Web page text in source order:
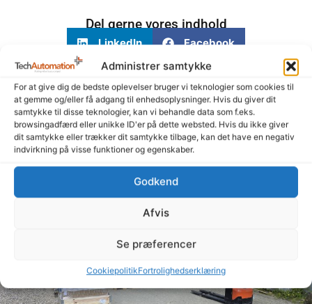
Administrer samtykke
For at give dig de bedste oplevelser bruger vi teknologier som cookies til
at gemme og/eller få adgang til enhedsoplysninger. Hvis du giver dit
samtykke til disse teknologier, kan vi behandle data som f.eks.
browsingadfærd eller unikke ID'er på dette websted. Hvis du ikke giver
dit samtykke eller trækker dit samtykke tilbage, kan det have en negativ
indvirkning på visse funktioner og egenskaber.
Godkend
Afvis
Se præferencer
CookiepolitikFortrolighedserklæring
Del gerne vores indhold
LinkedIn Facebook
Her kan du læse mere